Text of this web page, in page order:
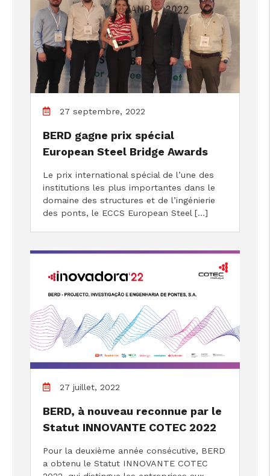
27 septembre, 2022
BERD gagne prix spécial
European Steel Bridge Awards
Le prix international spécial de l’une des
institutions les plus importantes dans le
domaine des structures et de l’ingénierie
des ponts, le ECCS European Steel […]
27 juillet, 2022
BERD, à nouveau reconnue par le
Statut INNOVANTE COTEC 2022
Pour la deuxième année consécutive, BERD
a obtenu le Statut INNOVANTE COTEC